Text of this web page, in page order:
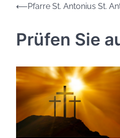
Beitrags-
⟵Pfarre St. Antonius St.
Prüfen Sie